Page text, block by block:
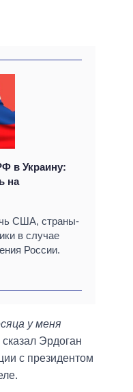
в Украину:
на
США, страны-
в случае
России.
у меня
сказал Эрдоган
с президентом